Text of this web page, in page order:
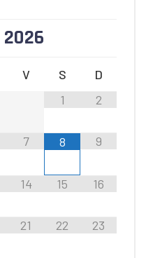
2026
V S
D
1
2
7 8 9
14 15 16
21 22 23